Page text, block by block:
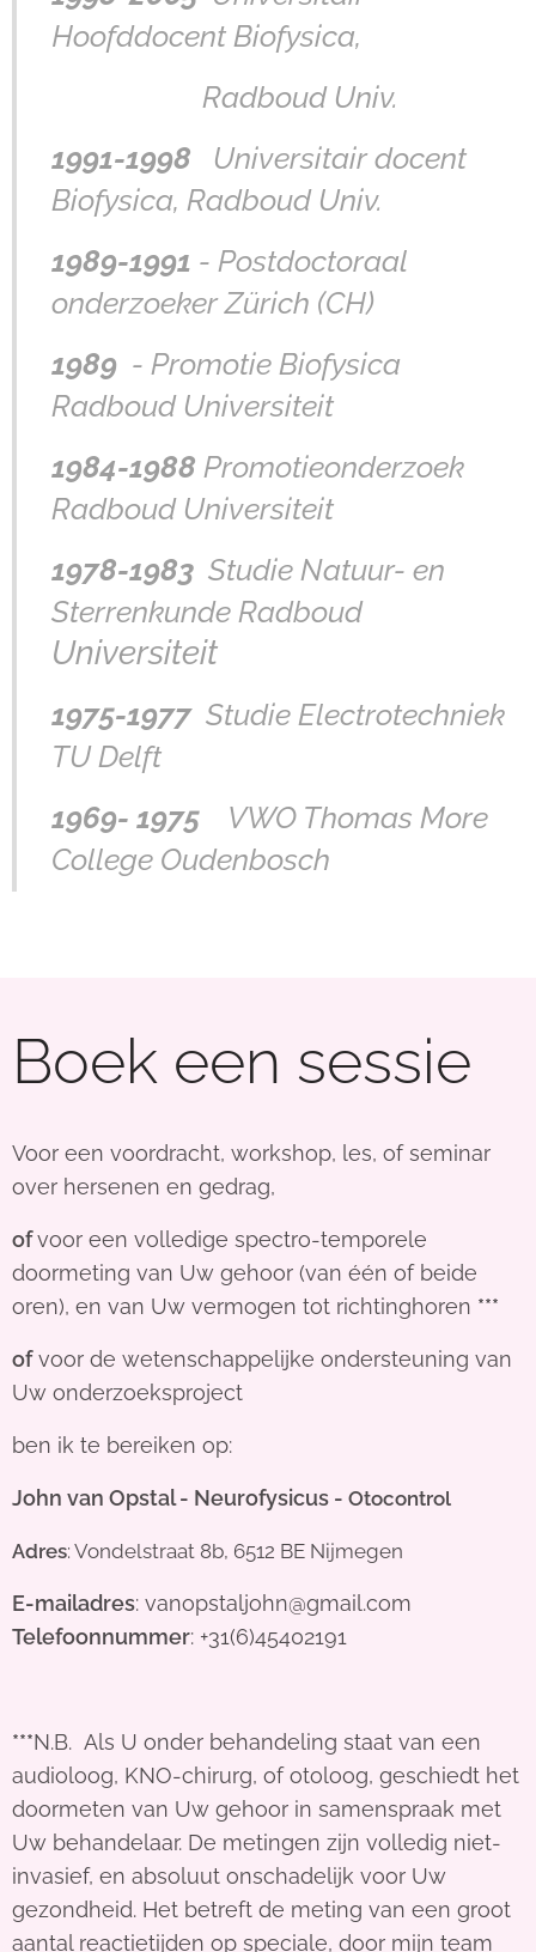
Hoofddocent Biofysica,
Radboud Univ.
1991-1998 Universitair docent
Biofysica, Radboud Univ.
1989-1991 - Postdoctoraal
onderzoeker Zürich (CH)
1989 - Promotie Biofysica
Radboud Universiteit
1984-1988 Promotieonderzoek
Radboud Universiteit
1978-1983 Studie Natuur- en
Sterrenkunde Radboud
Universiteit
1975-1977 Studie Electrotechniek
TU Delft
1969- 1975 VWO Thomas More
College Oudenbosch
Boek een sessie
Voor een voordracht, workshop, les, of seminar
over hersenen en gedrag,
ofvoor een volledige spectro-temporele
doormeting van Uw gehoor (van één of beide
oren), en van Uw vermogen tot richtinghoren ***
ofvoor de wetenschappelijke ondersteuning van
Uw onderzoeksproject
ben ik te bereiken op:
John van Opstal - Neurofysicus - Otocontrol
Adres: Vondelstraat 8b, 6512 BE Nijmegen
E-mailadres: vanopstaljohn@gmail.com
Telefoonnummer: +31(6)45402191
***N.B. Als U onder behandeling staat van een
audioloog, KNO-chirurg, of otoloog, geschiedt het
doormeten van Uw gehoor in samenspraak met
Uw behandelaar. De metingen zijn volledig niet-
invasief, en absoluut onschadelijk voor Uw
gezondheid. Het betreft de meting van een groot
aantal reactietijden op speciale, door mijn team